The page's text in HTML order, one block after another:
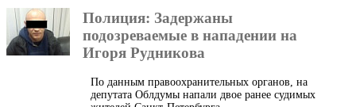
Полиция: Задержаны
подозреваемые в нападении на
Игоря Рудникова
По данным правоохранительных органов, на
депутата Облдумы напали двое ранее судимых